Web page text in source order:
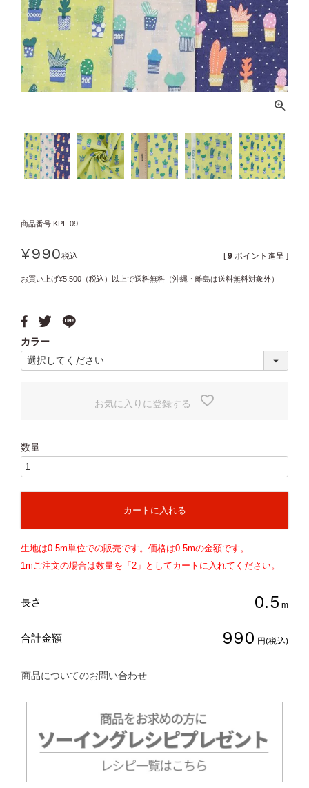
商品番号 KPL-09
¥990税込 [ 9 ポイント進呈 ]
お買い上げ¥5,500（税込）以上で送料無料（沖縄・離島は送料無料対象外）
カラー
お気に入りに登録する
カートに入れる
生地は0.5m単位での販売です。価格は0.5mの金額です。
1mご注文の場合は数量を「2」としてカートに入れてください。
長さ 0.5 m
合計金額 990 円(税込)
商品についてのお問い合わせ